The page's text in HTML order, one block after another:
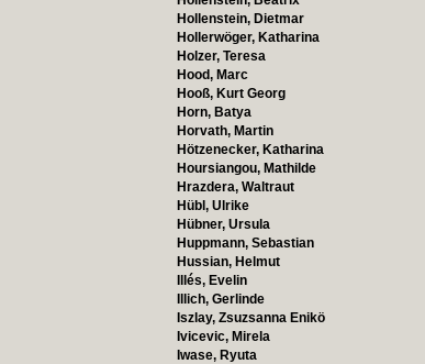
Hollenstein, Dietmar
Hollerwöger, Katharina
Holzer, Teresa
Hood, Marc
Hooß, Kurt Georg
Horn, Batya
Horvath, Martin
Hötzenecker, Katharina
Hoursiangou, Mathilde
Hrazdera, Waltraut
Hübl, Ulrike
Hübner, Ursula
Huppmann, Sebastian
Hussian, Helmut
Illés, Evelin
Illich, Gerlinde
Iszlay, Zsuzsanna Enikö
Ivicevic, Mirela
Iwase, Ryuta